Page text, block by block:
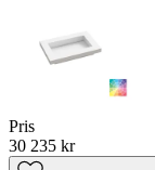
Pris
30 235 kr